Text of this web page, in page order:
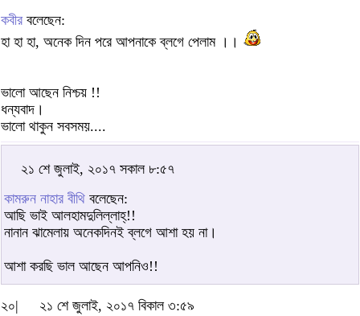
কবীর বলেছেন:
হা হা হা, অনেক দিন পরে আপনাকে ব্লগে পেলাম ।।
ভালো আছেন নিশ্চয় !!
ধন্যবাদ।
ভালো থাকুন সবসময়....
২১ শে জুলাই, ২০১৭ সকাল ৮:৫৭
কামরুন নাহার বীথি বলেছেন:
আছি ভাই আলহামদুলিল্লাহ্‌!!
নানান ঝামেলায় অনেকদিনই ব্লগে আশা হয় না।
আশা করছি ভাল আছেন আপনিও!!
২০|
২১ শে জুলাই, ২০১৭ বিকাল ৩:৫৯